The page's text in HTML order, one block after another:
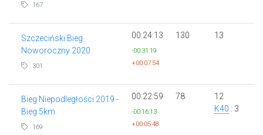
167
Szczeciński Bieg
Noworoczny 2020
301
00:24:13
-00:31:19
+00:07:54
130 13
Bieg Niepodległości 2019 -
Bieg 5km
169
00:22:59
-00:16:13
+00:05:48
78
12
K40 : 3